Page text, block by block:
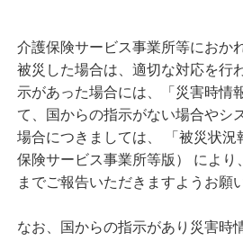
介護保険サービス事業所等におか
被災した場合は、適切な対応を行
示があった場合には、「災害時情
て、国からの指示がない場合やシ
場合につきましては、 「被災状況
保険サービス事業所等版） により
までご報告いただきますようお願
なお、国からの指示があり災害時